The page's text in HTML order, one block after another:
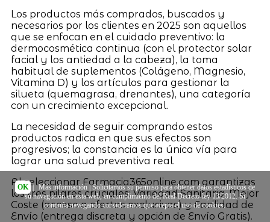
Los productos más comprados, buscados y
necesarios por los clientes en 2025 son aquellos
que se enfocan en el cuidado preventivo: la
dermocosmética continua (con el protector solar
facial y los antiedad a la cabeza), la toma
habitual de suplementos (Colágeno, Magnesio,
Vitamina D) y los artículos para gestionar la
silueta (quemagrasa, drenantes), una categoría
con un crecimiento excepcional.
La necesidad de seguir comprando estos
productos radica en que sus efectos son
progresivos; la constancia es la única vía para
lograr una salud preventiva real.
Al seleccionar Farmacia365online.com garantizas
los tres pilares cruciales: Variedad Sanitaria, Mejor
Coste (acceso a ofertas exclusivas) y Facilidad de
Envío (entrega discreta y opción de Envío Gratis).
OK | Más información| Solicitamos su permiso para obtener datos estadísticos de
su navegación en esta web, en cumplimiento del Real Decreto-ley 13/2012. Si
continúa navegando consideramos que acepta el uso de cookies.